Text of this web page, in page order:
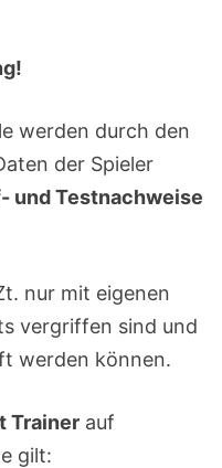
werden durch den
der Spieler
und Testnachweise
nur mit eigenen
vergriffen sind und
werden können.
Trainerauf
gilt: